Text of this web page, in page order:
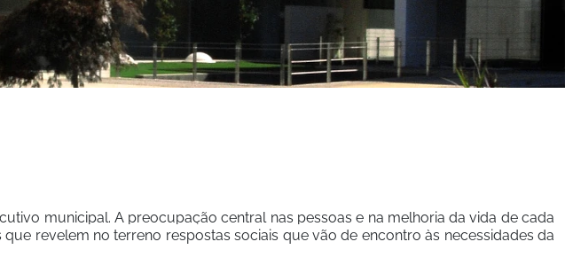
municipal. A preocupação central nas pessoas e na melhoria da vida de cada
revelem no terreno respostas sociais que vão de encontro às necessidades da